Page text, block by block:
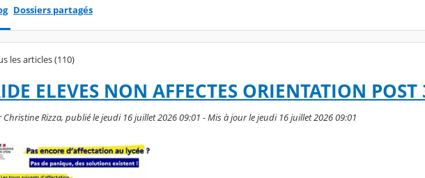
Dossiers partagés
les articles (110)
ELEVES NON AFFECTES ORIENTATION POST
Christine Rizza, publié le jeudi 16 juillet 2026 09:01 - Mis à jour le jeudi 16 juillet 2026 09:01